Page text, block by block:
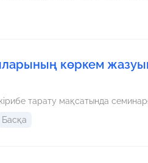
көркем
тарату мақсатында
Басқа